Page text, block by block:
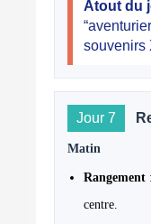
Atout du
souvenirs
Jour 7
Matin
Rangement
centre.